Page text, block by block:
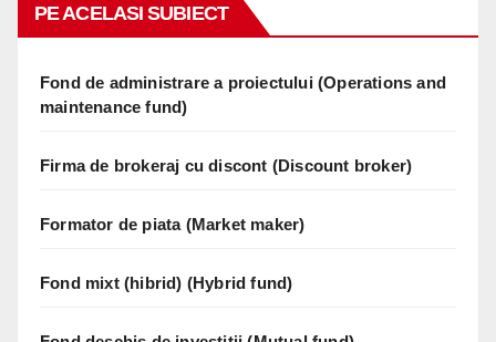
PE ACELASI SUBIECT
Fond de administrare a proiectului (Operations and
maintenance fund)
Firma de brokeraj cu discont (Discount broker)
Formator de piata (Market maker)
Fond mixt (hibrid) (Hybrid fund)